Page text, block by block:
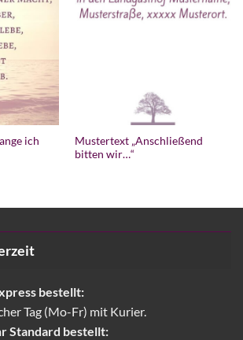
ich
Mustertext „Anschließend
bitten wir…“
bestellt:
Tag (Mo-Fr) mit Kurier.
Standard bestellt: